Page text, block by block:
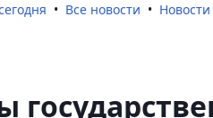
Все новости